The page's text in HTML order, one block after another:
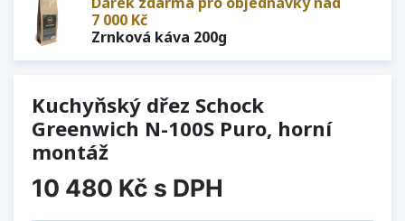
7 000 Kč
Zrnková káva 200g
Kuchyňský dřez Schock
Greenwich N-100S Puro, horní
montáž
10 480 Kč s DPH